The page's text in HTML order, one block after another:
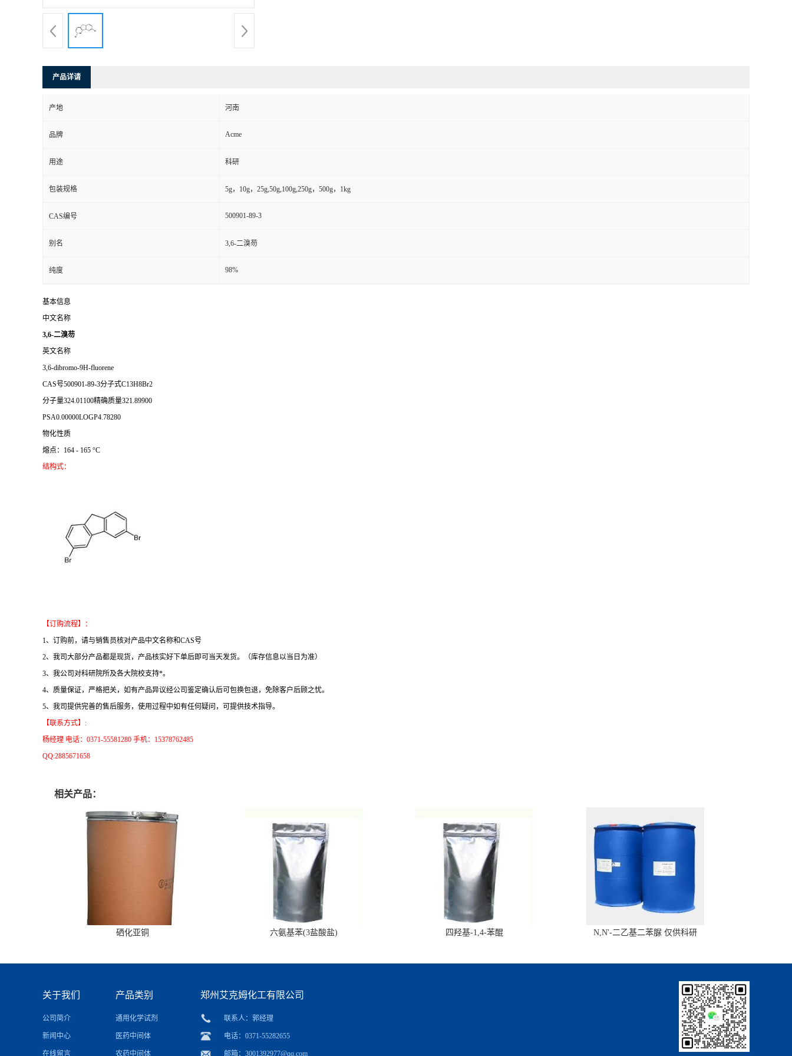
产品详请
产地 河南
品牌 Acme
用途 科研
包装规格 5g，10g，25g,50g,100g,250g，500g，1kg
CAS编号 500901-89-3
别名 3,6-二溴芴
纯度 98%
基本信息
中文名称
3,6-二溴芴
英文名称
3,6-dibromo-9H-fluorene
CAS号500901-89-3分子式C13H8Br2
分子量324.01100精确质量321.89900
PSA0.00000LOGP4.78280
物化性质
熔点：164 - 165 °C
结构式：
【订购流程】：
1、订购前，请与销售员核对产品中文名称和CAS号
2、我司大部分产品都是现货，产品核实好下单后即可当天发货。（库存信息以当日为准）
3、我公司对科研院所及各大院校支持*。
4、质量保证，严格把关，如有产品异议经公司鉴定确认后可包换包退，免除客户后顾之忧。
5、我司提供完善的售后服务，使用过程中如有任何疑问，可提供技术指导。
【联系方式】:
杨经理 电话：0371-55581280 手机：15378762485
QQ:2885671658
相关产品：
硒化亚铜 六氨基苯(3盐酸盐) 四羟基-1,4-苯醌 N,N'-二乙基二苯脲 仅供科研
关于我们
公司简介
新闻中心
在线留言
产品类别
通用化学试剂
医药中间体
农药中间体
郑州艾克姆化工有限公司
联系人：郭经理
电话：0371-55282655
邮箱： 3001392977@qq.com